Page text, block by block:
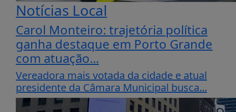
Notícias Local
Carol Monteiro: trajetória política
ganha destaque em Porto Grande
com atuação...
Vereadora mais votada da cidade e atual
presidente da Câmara Municipal busca...